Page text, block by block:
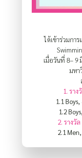
ได้เข้าร่วมกา
เมื่อวันที่ 8– 9
มห
1. รา
1.1
1.2
2. รางวั
2.1